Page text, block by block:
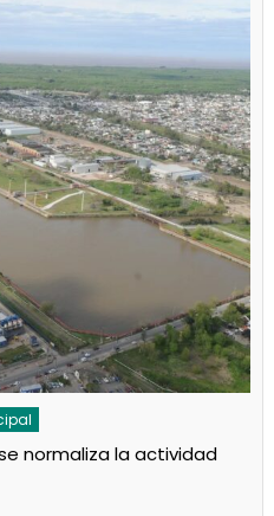
en el Puerto